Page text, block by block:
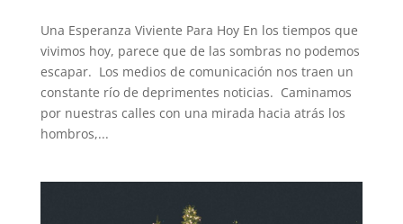
Una Esperanza Viviente Para Hoy En los tiempos que
vivimos hoy, parece que de las sombras no podemos
escapar. Los medios de comunicación nos traen un
constante río de deprimentes noticias. Caminamos
por nuestras calles con una mirada hacia atrás los
hombros,...